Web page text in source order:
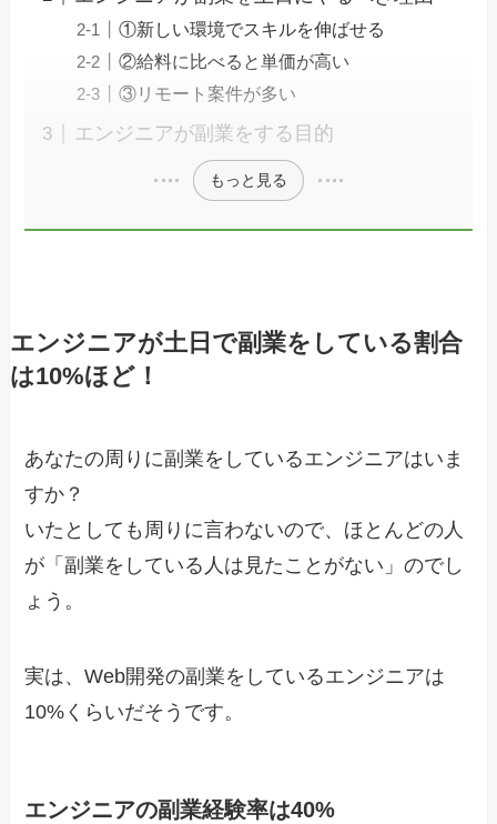
①新しい環境でスキルを伸ばせる
②給料に比べると単価が高い
③リモート案件が多い
エンジニアが副業をする目的
もっと見る
エンジニアが土日で副業をしている割合
は10%ほど！
あなたの周りに副業をしているエンジニアはいま
すか？
いたとしても周りに言わないので、ほとんどの人
が「副業をしている人は見たことがない」のでし
ょう。
実は、Web開発の副業をしているエンジニアは
10%くらいだそうです。
エンジニアの副業経験率は40%